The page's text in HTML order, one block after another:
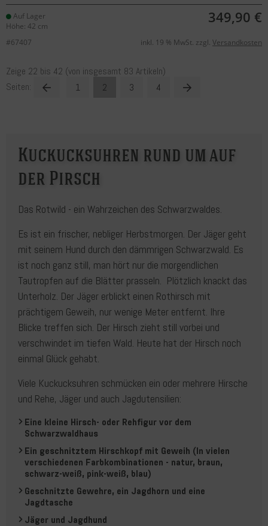
Auf Lager
Höhe: 42 cm
349,90 €
#67407 inkl. 19 % MwSt. zzgl. Versandkosten
Zeige 22 bis 42 (von insgesamt 83 Artikeln)
Seiten:
1 2 3 4
Kuckucksuhren rund um auf
der Pirsch
Das Rotwild - ein Wahrzeichen des Schwarzwaldes.
Es ist ein frischer, nebliger Herbstmorgen. Der Jäger geht
mit seinem Hund durch den dämmrigen Schwarzwald. Es
ist noch ganz still, man hört nur die morgendlichen
Tautropfen auf die Blätter prasseln. Plötzlich knackt das
Unterholz. Der Jäger erblickt einen Rothirsch mit
prächtigem Geweih, nur wenige Meter entfernt. Ihre
Blicke treffen sich. Der Hirsch zieht still vorbei und
verschwindet im tiefen Wald. Heute hat der Hirsch noch
einmal Glück gehabt.
Viele Kuckucksuhren schmücken ein oder mehrere Hirsche
und Rehe, Jäger und auch Jagdutensilien:
Eine kleine Hirsch- oder Rehfigur vor dem
Schwarzwaldhaus
Ein geschnitztem Hirschkopf mit Geweih (In vielen
verschiedenen Farbkombinationen - natur, braun,
schwarz-weiß, pink-weiß, blau)
Geschnitzte Gewehre, ein Jagdhorn und eine
Jagdtasche
Jäger und Jagdhund